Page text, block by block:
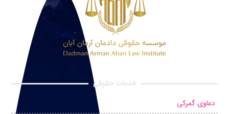
خدمات حقوقی
دعاوی گمرکی